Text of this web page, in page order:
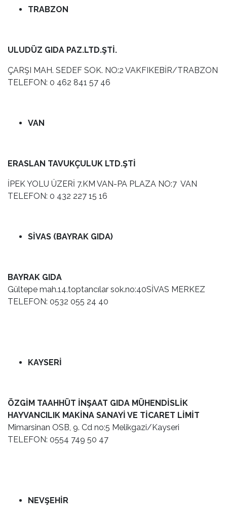
TRABZON
ULUDÜZ GIDA PAZ.LTD.ŞTİ.
ÇARŞI MAH. SEDEF SOK. NO:2 VAKFIKEBİR/TRABZON
TELEFON: 0 462 841 57 46
VAN
ERASLAN TAVUKÇULUK LTD.ŞTİ
İPEK YOLU ÜZERİ 7.KM VAN-PA PLAZA NO:7 VAN
TELEFON: 0 432 227 15 16
SİVAS (BAYRAK GIDA)
BAYRAK GIDA
Gültepe mah.14.toptancılar sok.no:40SİVAS MERKEZ
TELEFON: 0532 055 24 40
KAYSERİ
ÖZGİM TAAHHÜT İNŞAAT GIDA MÜHENDİSLİK
HAYVANCILIK MAKİNA SANAYİ VE TİCARET LİMİT
Mimarsinan OSB, 9. Cd no:5 Melikgazi/Kayseri
TELEFON: 0554 749 50 47
NEVŞEHİR